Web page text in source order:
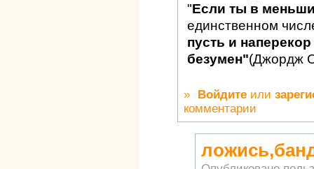
"Если ты в
единственном
пусть и
безумен"(Джордж
» Войдите или
комментарии